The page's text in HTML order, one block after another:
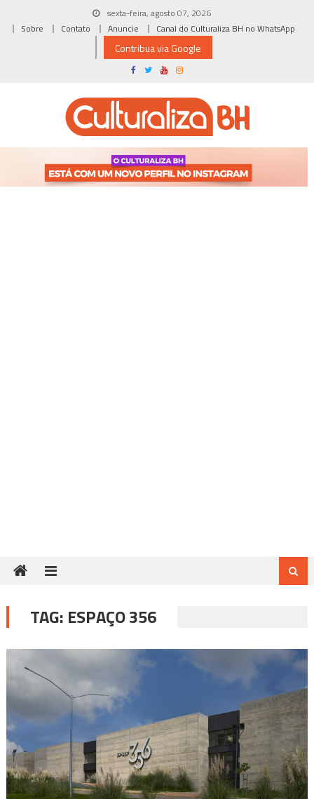
sexta-feira, agosto 07, 2026
Sobre
Contato Anuncie Canal do Culturaliza BH no WhatsApp
Contribua via Google
TAG: ESPAÇO 356